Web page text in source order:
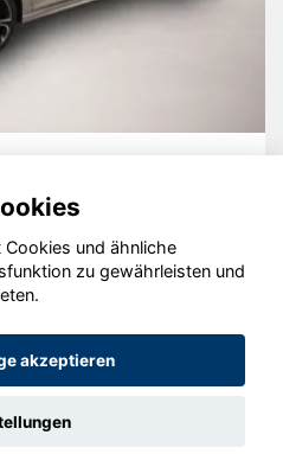
GmbH 2020 - 2026
Cookies und ähnliche
zu gewährleisten und
akzeptieren